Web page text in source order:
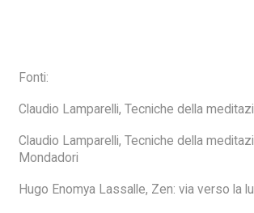
Fonti:
Claudio Lamparelli, Tecniche della
Claudio Lamparelli, Tecniche della
Mondadori
Hugo Enomya Lassalle, Zen: via verso la